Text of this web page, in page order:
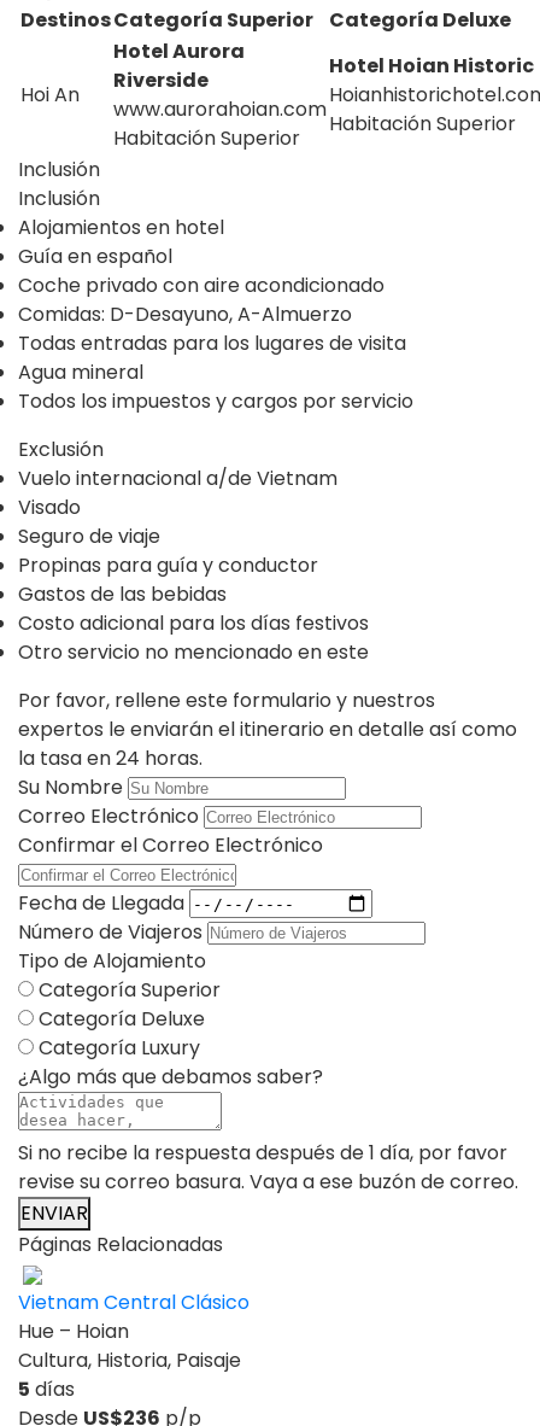
DestinosCategoría Superior Categoría Deluxe
Hoi An
Hotel Aurora
Riverside
www.aurorahoian.com
Habitación Superior
Hotel Hoian Historic
Habitación Superior
Inclusión
Inclusión
Alojamientos en hotel
Guía en español
Coche privado con aire acondicionado
Comidas: D-Desayuno, A-Almuerzo
Todas entradas para los lugares de visita
Agua mineral
Todos los impuestos y cargos por servicio
Exclusión
Vuelo internacional a/de Vietnam
Visado
Seguro de viaje
Propinas para guía y conductor
Gastos de las bebidas
Costo adicional para los días festivos
Otro servicio no mencionado en este
Por favor, rellene este formulario y nuestros
expertos le enviarán el itinerario en detalle así como
la tasa en 24 horas.
Su Nombre
Correo Electrónico
Confirmar el Correo Electrónico
Fecha de Llegada
Número de Viajeros
Tipo de Alojamiento
Categoría Superior
Categoría Deluxe
Categoría Luxury
¿Algo más que debamos saber?
Si no recibe la respuesta después de 1 día, por favor
revise su correo basura. Vaya a ese buzón de correo.
ENVIAR
Páginas Relacionadas
Vietnam Central Clásico
Hue – Hoian
Cultura, Historia, Paisaje
5 días
Desde US$236 p/p